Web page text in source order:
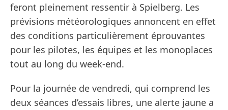
feront pleinement ressentir à Spielberg. Les
prévisions météorologiques annoncent en effet
des conditions particulièrement éprouvantes
pour les pilotes, les équipes et les monoplaces
tout au long du week-end.
Pour la journée de vendredi, qui comprend les
deux séances d’essais libres, une alerte jaune a